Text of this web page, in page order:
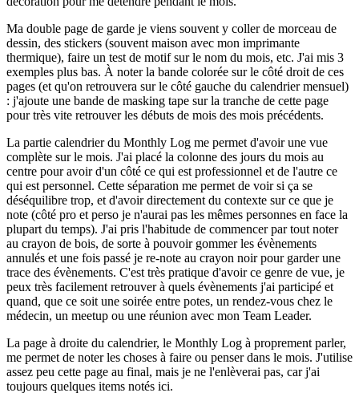
Ma double page de garde je viens souvent y coller de morceau de
dessin, des stickers (souvent maison avec mon imprimante
thermique), faire un test de motif sur le nom du mois, etc. J'ai mis 3
exemples plus bas. À noter la bande colorée sur le côté droit de ces
pages (et qu'on retrouvera sur le côté gauche du calendrier mensuel)
: j'ajoute une bande de masking tape sur la tranche de cette page
pour très vite retrouver les débuts de mois des mois précédents.
La partie calendrier du Monthly Log me permet d'avoir une vue
complète sur le mois. J'ai placé la colonne des jours du mois au
centre pour avoir d'un côté ce qui est professionnel et de l'autre ce
qui est personnel. Cette séparation me permet de voir si ça se
déséquilibre trop, et d'avoir directement du contexte sur ce que je
note (côté pro et perso je n'aurai pas les mêmes personnes en face la
plupart du temps). J'ai pris l'habitude de commencer par tout noter
au crayon de bois, de sorte à pouvoir gommer les évènements
annulés et une fois passé je re-note au crayon noir pour garder une
trace des évènements. C'est très pratique d'avoir ce genre de vue, je
peux très facilement retrouver à quels évènements j'ai participé et
quand, que ce soit une soirée entre potes, un rendez-vous chez le
médecin, un meetup ou une réunion avec mon Team Leader.
La page à droite du calendrier, le Monthly Log à proprement parler,
me permet de noter les choses à faire ou penser dans le mois. J'utilise
assez peu cette page au final, mais je ne l'enlèverai pas, car j'ai
toujours quelques items notés ici.